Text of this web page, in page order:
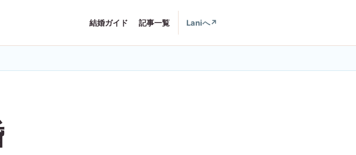
結婚ガイド 記事一覧 Laniへ↗